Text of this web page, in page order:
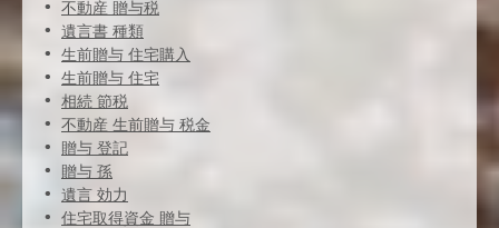
不動産 贈与税
遺言書 種類
生前贈与 住宅購入
生前贈与 住宅
相続 節税
不動産 生前贈与 税金
贈与 登記
贈与 孫
遺言 効力
住宅取得資金 贈与